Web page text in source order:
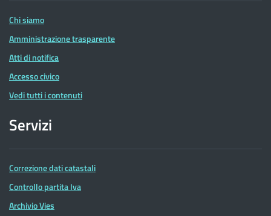
Chi siamo
Amministrazione trasparente
Atti di notifica
Accesso civico
Vedi tutti i contenuti
Servizi
Correzione dati catastali
Controllo partita Iva
Archivio Vies